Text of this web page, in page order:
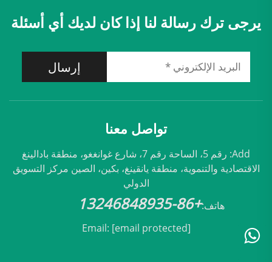
يرجى ترك رسالة لنا إذا كان لديك أي أسئلة
إرسال
تواصل معنا
Add: رقم 5، الساحة رقم 7، شارع غوانغغو، منطقة بادالينغ
الاقتصادية والتنموية، منطقة يانقينغ، بكين، الصين مركز التسويق
الدولي
هاتف:+86-13246848935
Email: [email protected]